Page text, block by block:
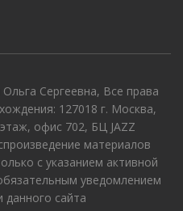
Сергеевна, Все права
127018 г. Москва,
офис 702, БЦ JAZZ
материалов
с указанием активной
уведомлением
данного сайта